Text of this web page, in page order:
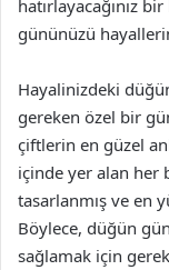
hatırlayacağınız
gününüzü
Hayalinizdeki
gereken özel bir
çiftlerin en güzel
içinde yer alan her
tasarlanmış ve en
Böylece, düğün
sağlamak için